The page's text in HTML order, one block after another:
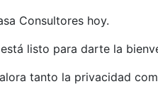
Consultores hoy.
listo para darte la
tanto la privacidad